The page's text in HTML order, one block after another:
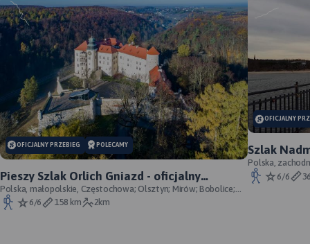
MAPA TURYSTYCZNA W
Mapa przedstawia
najatrakcyjniejszy
MAPA TURYSTYCZNA W
APLIKACJI TRASEO
OFICJALNY PRZEBIEG POLECAMY
Pieszy Szlak Orlich Gniazd - oficjalny
przebieg szlaku
Polska, małopolskie, Częstochowa; Olsztyn; Mirów; Bobolice;
Morsko; Ogrodzieniec; Pilica; Smoleń; By
6/6 158 km 2km
OFICJALNY
Szlak
Polska,
6/6